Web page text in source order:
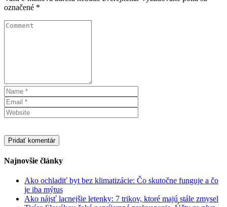
označené *
Najnovšie články
Ako ochladiť byt bez klimatizácie: Čo skutočne funguje a čo
je iba mýtus
Ako nájsť lacnejšie letenky: 7 trikov, ktoré majú stále zmysel